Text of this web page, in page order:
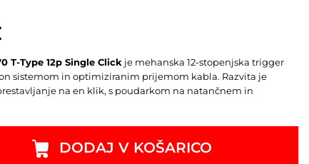
T-Type 12p Single Click je mehanska 12-stopenjska trigger
sistemom in optimiziranim prijemom kabla. Razvita je
na en klik, s poudarkom na natančnem in
DODAJ V KOŠARICO